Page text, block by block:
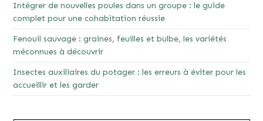
Intégrer de nouvelles poules dans un groupe : le guide
complet pour une cohabitation réussie
Fenouil sauvage : graines, feuilles et bulbe, les variétés
méconnues à découvrir
Insectes auxiliaires du potager : les erreurs à éviter pour les
accueillir et les garder